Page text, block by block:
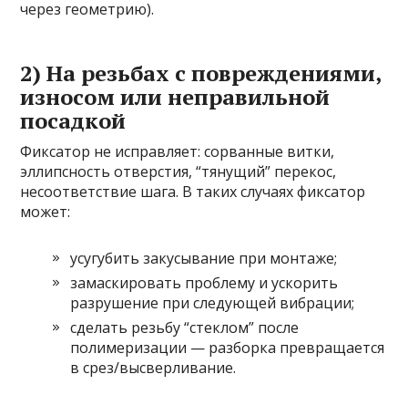
через геометрию).
2) На резьбах с повреждениями,
износом или неправильной
посадкой
Фиксатор не исправляет: сорванные витки,
эллипсность отверстия, “тянущий” перекос,
несоответствие шага. В таких случаях фиксатор
может:
усугубить закусывание при монтаже;
замаскировать проблему и ускорить
разрушение при следующей вибрации;
сделать резьбу “стеклом” после
полимеризации — разборка превращается
в срез/высверливание.